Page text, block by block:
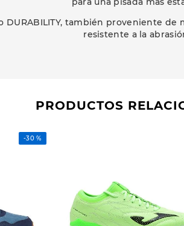
DURABILITY, también proveniente
resistente a la
PRODUCTOS
-30 %